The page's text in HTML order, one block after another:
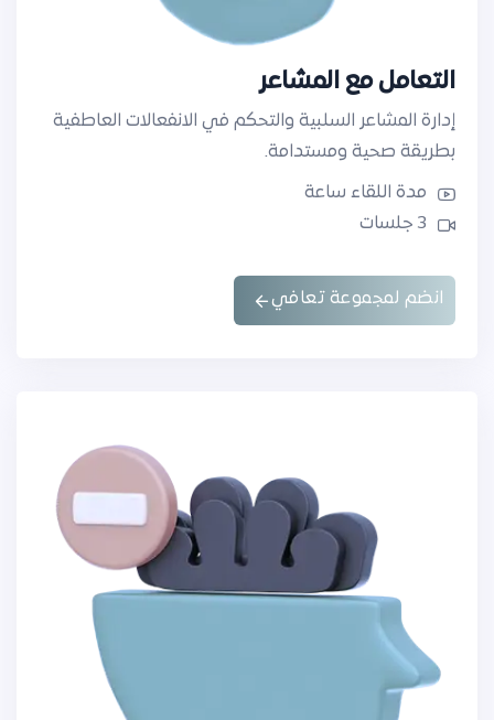
التعامل مع المشاعر
إدارة المشاعر السلبية والتحكم في الانفعالات العاطفية
بطريقة صحية ومستدامة.
مدة اللقاء ساعة
3 جلسات
انضم لمجموعة تعافي